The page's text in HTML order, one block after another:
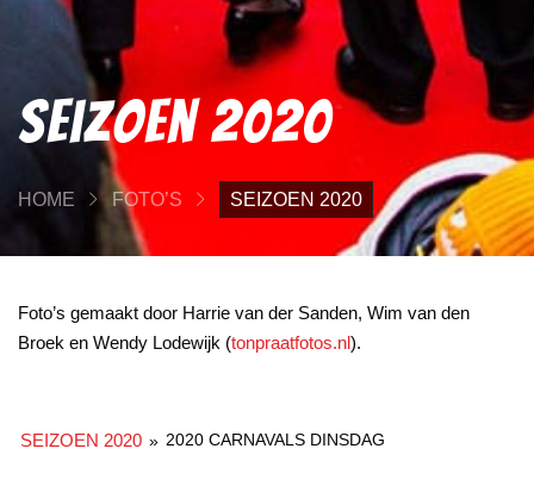
Seizoen 2020
HOME FOTO’S SEIZOEN 2020
Foto’s gemaakt door Harrie van der Sanden, Wim van den
Broek en Wendy Lodewijk (tonpraatfotos.nl).
SEIZOEN 2020 » 2020 CARNAVALS DINSDAG